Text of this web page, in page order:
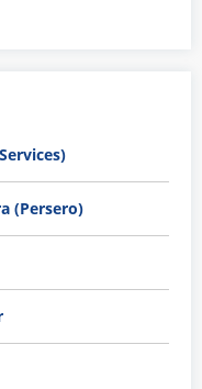
(Persero)